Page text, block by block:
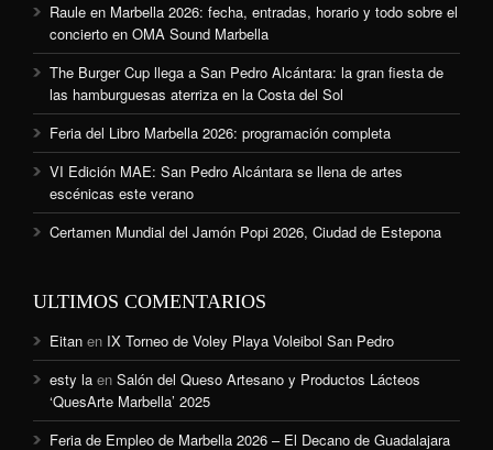
Raule en Marbella 2026: fecha, entradas, horario y todo sobre el
concierto en OMA Sound Marbella
The Burger Cup llega a San Pedro Alcántara: la gran fiesta de
las hamburguesas aterriza en la Costa del Sol
Feria del Libro Marbella 2026: programación completa
VI Edición MAE: San Pedro Alcántara se llena de artes
escénicas este verano
Certamen Mundial del Jamón Popi 2026, Ciudad de Estepona
ULTIMOS COMENTARIOS
Eitan en IX Torneo de Voley Playa Voleibol San Pedro
esty la en Salón del Queso Artesano y Productos Lácteos
‘QuesArte Marbella’ 2025
Feria de Empleo de Marbella 2026 – El Decano de Guadalajara